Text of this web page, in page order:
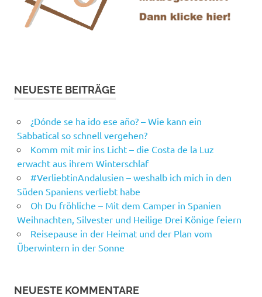
NEUESTE BEITRÄGE
¿Dónde se ha ido ese año? – Wie kann ein
Sabbatical so schnell vergehen?
Komm mit mir ins Licht – die Costa de la Luz
erwacht aus ihrem Winterschlaf
#VerliebtinAndalusien – weshalb ich mich in den
Süden Spaniens verliebt habe
Oh Du fröhliche – Mit dem Camper in Spanien
Weihnachten, Silvester und Heilige Drei Könige feiern
Reisepause in der Heimat und der Plan vom
Überwintern in der Sonne
NEUESTE KOMMENTARE